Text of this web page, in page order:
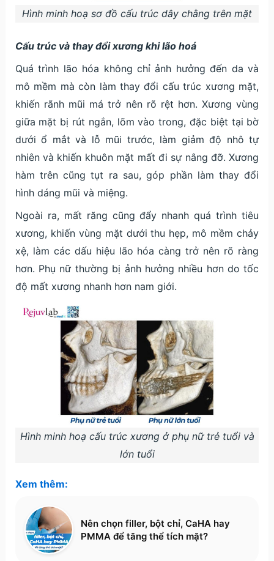
Hình minh hoạ sơ đồ cấu trúc dây chằng trên mặt
Cấu trúc và thay đổi xương khi lão hoá
Quá trình lão hóa không chỉ ảnh hưởng đến da và
mô mềm mà còn làm thay đổi cấu trúc xương mặt,
khiến rãnh mũi má trở nên rõ rệt hơn. Xương vùng
giữa mặt bị rút ngắn, lõm vào trong, đặc biệt tại bờ
dưới ổ mắt và lỗ mũi trước, làm giảm độ nhô tự
nhiên và khiến khuôn mặt mất đi sự nâng đỡ. Xương
hàm trên cũng tụt ra sau, góp phần làm thay đổi
hình dáng mũi và miệng.
Ngoài ra, mất răng cũng đẩy nhanh quá trình tiêu
xương, khiến vùng mặt dưới thu hẹp, mô mềm chảy
xệ, làm các dấu hiệu lão hóa càng trở nên rõ ràng
hơn. Phụ nữ thường bị ảnh hưởng nhiều hơn do tốc
độ mất xương nhanh hơn nam giới.
Hình minh hoạ cấu trúc xương ở phụ nữ trẻ tuổi và
lớn tuổi
Xem thêm:
Nên chọn filler, bột chỉ, CaHA hay
PMMA để tăng thể tích mặt?